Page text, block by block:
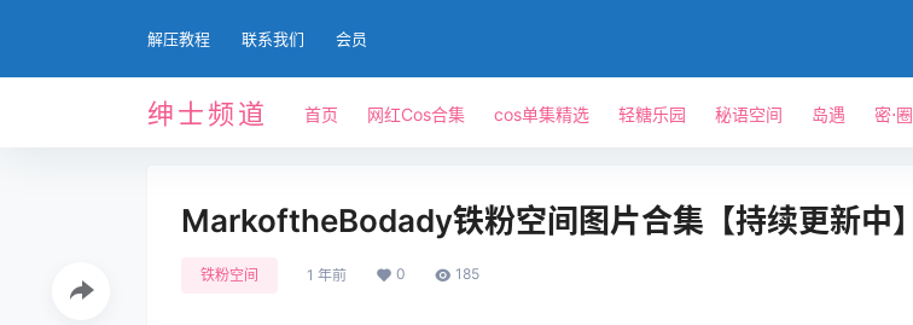
解压教程 联系我们 会员
绅士频道 首页 网红Cos合集 cos单集精选 轻糖乐园 秘语空间 岛遇 密⋅圈
MarkoftheBodady铁粉空间图片合集【持续更新中】
铁粉空间 1 年前 0 185